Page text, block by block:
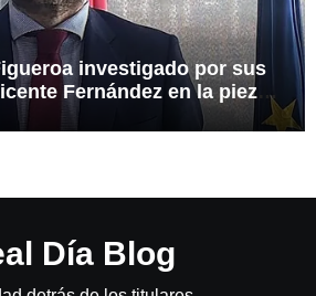
investigado por sus
Fernández en la pieza
Día Blog